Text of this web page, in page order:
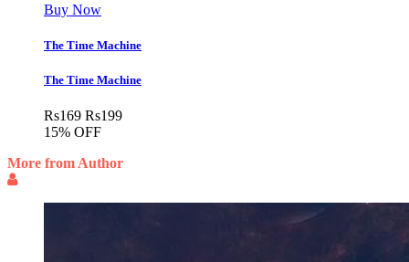
Buy Now
The Time Machine
The Time Machine
Rs169 Rs199
15% OFF
More from Author